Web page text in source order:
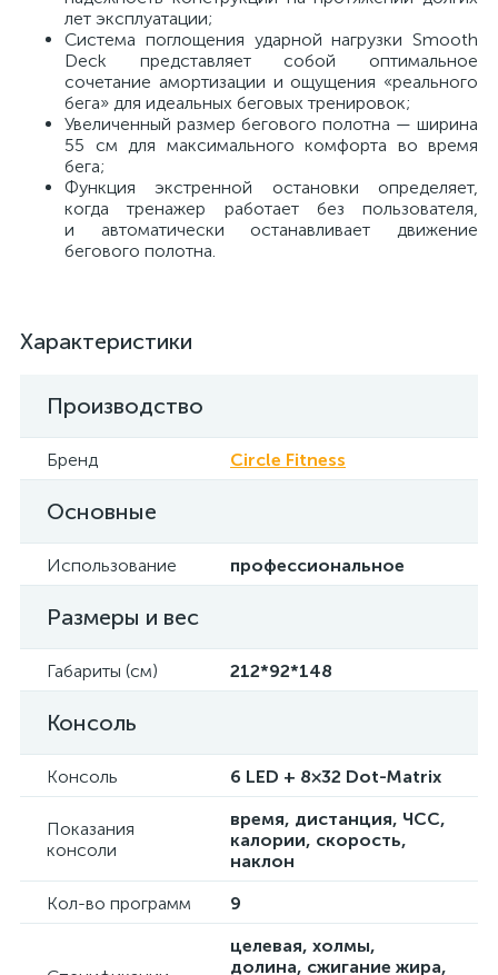
лет эксплуатации;
Система поглощения ударной нагрузки Smooth
Deck представляет собой оптимальное
сочетание амортизации и ощущения «реального
бега» для идеальных беговых тренировок;
Увеличенный размер бегового полотна — ширина
55 см для максимального комфорта во время
бега;
Функция экстренной остановки определяет,
когда тренажер работает без пользователя,
и автоматически останавливает движение
бегового полотна.
Характеристики
Производство
Бренд Circle Fitness
Основные
Использование профессиональное
Размеры и вес
Габариты (см) 212*92*148
Консоль
Консоль 6 LED + 8×32 Dot-Matrix
Показания
консоли
время, дистанция, ЧСС,
калории, скорость,
наклон
Кол-во программ
9
целевая, холмы,
долина, сжигание жира,